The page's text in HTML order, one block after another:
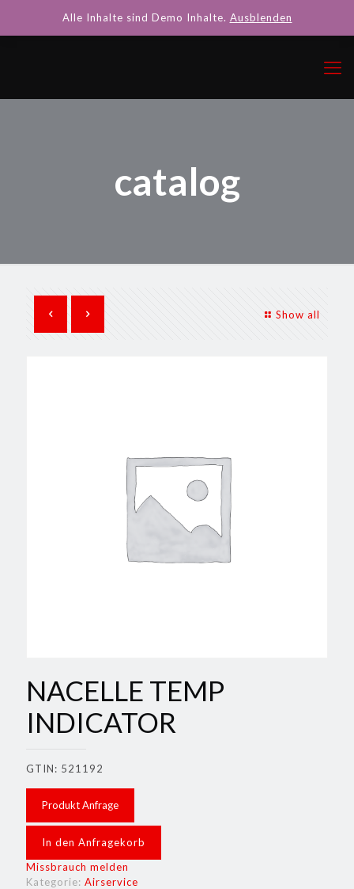
catalog
Show all
NACELLE TEMP
INDICATOR
GTIN: 521192
Produkt Anfrage
In den Anfragekorb
Missbrauch melden
Kategorie: Airservice
Alle Inhalte sind Demo Inhalte. Ausblenden